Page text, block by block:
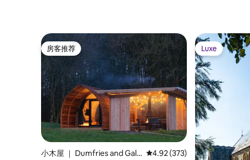
房客推荐
房客推荐
小木屋 ｜ Dumfries and Gall
平均评分 4.92 分（满分 5 分
4.92 (373)
Luxe
Luxe